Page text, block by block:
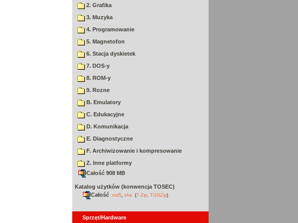
2. Grafika
3. Muzyka
4. Programowanie
5. Magnetofon
6. Stacja dyskietek
7. DOS-y
8. ROM-y
9. Rozne
B. Emulatory
C. Edukacyjne
D. Komunikacja
E. Diagnostyczne
F. Archiwizowanie i kompresowanie
Z. Inne platformy
Całość 908 MB
Katalog użytków (konwencja TOSEC)
Całość md5 sha (7-Zip TUGZip)
Sprzęt/Hardware